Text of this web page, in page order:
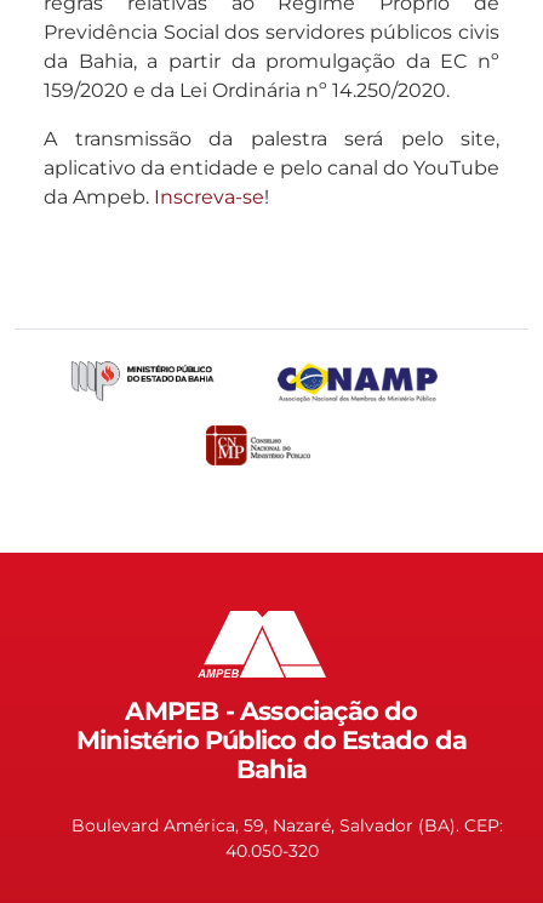
Previdência Social dos servidores públicos civis
da Bahia, a partir da promulgação da EC nº
159/2020 e da Lei Ordinária nº 14.250/2020.
A transmissão da palestra será pelo site,
aplicativo da entidade e pelo canal do YouTube
da Ampeb. Inscreva-se!
AMPEB - Associação do
Ministério Público do Estado da
Bahia
Boulevard América, 59, Nazaré, Salvador (BA). CEP:
40.050-320